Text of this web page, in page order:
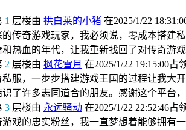
1 层楼由 拱白莱的小猪 在2025/1/22
传奇游戏玩家，我必须说，零成本搭建
热血的年代，让我重新找回了对传奇游
2 层楼由 枫花雪月 在2025/1/22 19:15:00占
服，一步步搭建游戏王国的过程让我大
识了许多志同道合的朋友。感谢这个平台
3 层楼由 永远骚动 在2025/1/22 22:52:46占
戏的忠实粉丝，我一直梦想着能够拥有